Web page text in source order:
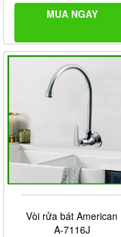
MUA NGAY
Vòi rửa bát American
A-7116J